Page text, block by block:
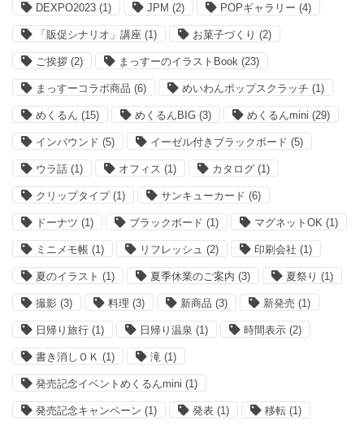
DEXPO2023 (1) JPM (2) POPギャラリー (4)
「販促シナリオ」講座 (1) お菓子づくり (2)
ご挨拶 (2) まっすーのイラストBook (23)
まっすーコラボ商品 (6) めいわんポップスクラッチ (1)
めくるん (15) めくるんBIG (3) めくるんmini (29)
インバウンド (5) イーゼル付きブラックボード (5)
ウラ話 (1) オフィス (1) カタログ (1)
クリップタイプ(1) サンキューカード (6)
ドーナツ (1) ブラックボード (1) マグネットOK (1)
ミニメモ帳 (1) リフレッシュ (2) 印刷会社 (1)
夏のイラスト (1) 夏季休業のご案内 (3) 夏祭り (1)
撮影 (3) 料理 (3) 新商品 (3) 新発売 (1)
日帰り旅行 (1) 日帰り温泉 (1) 時間表示 (2)
書き消しＯＫ (1) 滝 (1)
発売記念イベントめくるんmini (1)
発売記念キャンペーン (1) 発表 (1) 移転 (1)